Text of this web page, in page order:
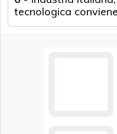
tecnologica